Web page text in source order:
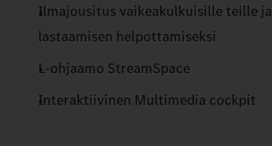
Ilmajousitus vaikeakulkuisille teille ja
lastaamisen helpottamiseksi
L-ohjaamo StreamSpace
Interaktiivinen Multimedia cockpit